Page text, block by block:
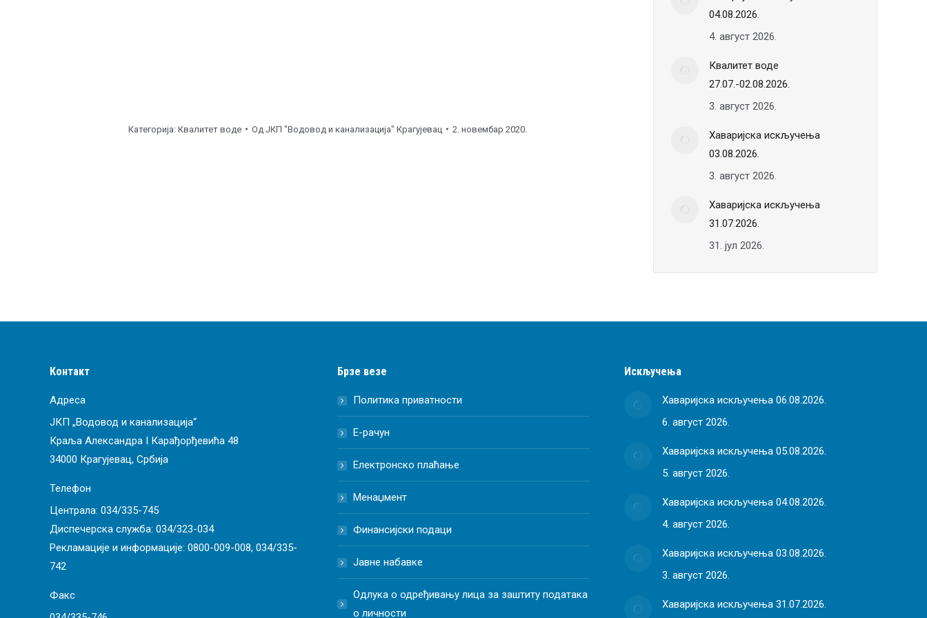
Категорија: Квалитет воде Од ЈКП "Водовод и канализација" Крагујевац 2. новембар 2020.
04.08.2026.
4. август 2026.
Квалитет воде
27.07.-02.08.2026.
3. август 2026.
Хаваријска искључења
03.08.2026.
3. август 2026.
Хаваријска искључења
31.07.2026.
31. јул 2026.
Контакт
Адреса
ЈКП „Водовод и канализација“
Краља Александра I Карађорђевића 48
34000 Крагујевац, Србија
Телефон
Централа: 034/335-745
Диспечерска служба: 034/323-034
Рекламације и информације: 0800-009-008, 034/335-
742
Факс
Брзе везе
Политика приватности
Е-рачун
Електронско плаћање
Менаџмент
Финансијски подаци
Јавне набавке
Одлука о одређивању лица за заштиту података
о личности
Искључења
Хаваријска искључења 06.08.2026.
6. август 2026.
Хаваријска искључења 05.08.2026.
5. август 2026.
Хаваријска искључења 04.08.2026.
4. август 2026.
Хаваријска искључења 03.08.2026.
3. август 2026.
Хаваријска искључења 31.07.2026.